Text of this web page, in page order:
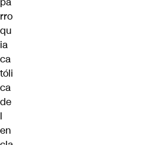
rro
qu
ia
ca
tóli
ca
de
l
en